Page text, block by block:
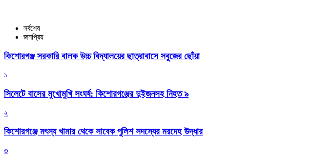
সর্বশেষ
জনপ্রিয়
কিশোরগঞ্জ সরকারি বালক উচ্চ বিদ্যালয়ের ছাত্রাবাসে সবুজের ছোঁয়া
১
সিলেটে বাসের মুখোমুখি সংঘর্ষ: কিশোরগঞ্জের দুইজনসহ নিহত ৯
২
কিশোরগঞ্জে মৎস্য খামার থেকে সাবেক পুলিশ সদস্যের মরদেহ উদ্ধার
৩